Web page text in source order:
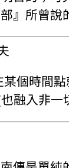
』所曾說
某個時間
也融入非一